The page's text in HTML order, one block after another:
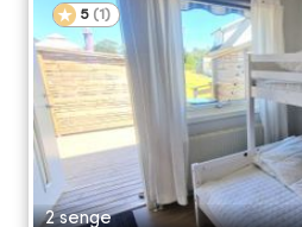
5 (1 )
2 senge